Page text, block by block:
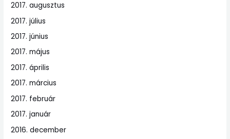
2017. augusztus
2017. július
2017. június
2017. május
2017. április
2017. március
2017. február
2017. január
2016. december